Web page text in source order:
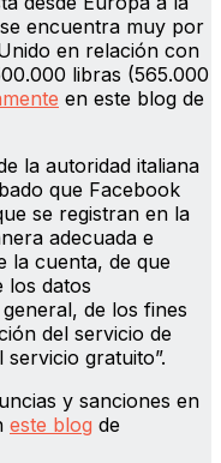
encuentra muy por
en relación con
libras (565.000
en este blog de
la autoridad italiana
que Facebook
se registran en la
adecuada e
la cuenta, de que
los datos
de los fines
del servicio de
gratuito”.
y sanciones en
este blog de